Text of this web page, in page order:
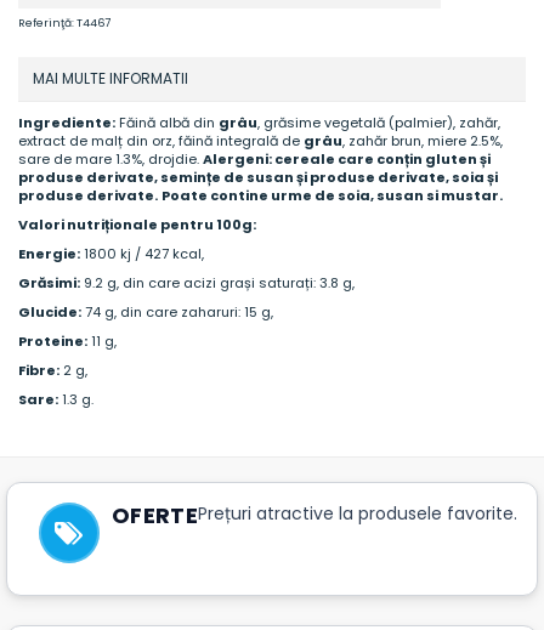
Referinţă:T4467
MAI MULTE INFORMATII
Ingrediente: Făină albă din grâu, grăsime vegetală (palmier), zahăr,
extract de malț din orz, făină integrală de grâu, zahăr brun, miere 2.5%,
sare de mare 1.3%, drojdie.Alergeni: cereale care conțin gluten și
produse derivate, semințe de susan și produse derivate, soia și
produse derivate. Poate contine urme de soia, susan si mustar.
Valori nutriționale pentru 100g:
Energie:1800 kj / 427 kcal,
Grăsimi: 9.2 g, din care acizi grași saturați: 3.8 g,
Glucide:74 g, din care zaharuri: 15 g,
Proteine:11 g,
Fibre: 2 g,
Sare:1.3 g.
OFERTEPrețuri atractive la produsele favorite.